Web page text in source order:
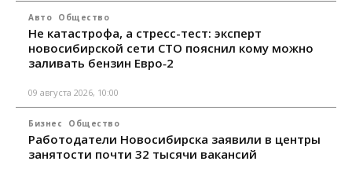
Авто Общество
Не катастрофа, а стресс-тест: эксперт
новосибирской сети СТО пояснил кому можно
заливать бензин Евро‑2
09 августа 2026, 10:00
Бизнес Общество
Работодатели Новосибирска заявили в центры
занятости почти 32 тысячи вакансий